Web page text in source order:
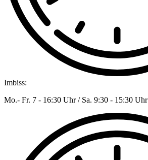
Imbiss:
Mo.- Fr. 7 - 16:30 Uhr / Sa. 9:30 - 15:30 Uhr